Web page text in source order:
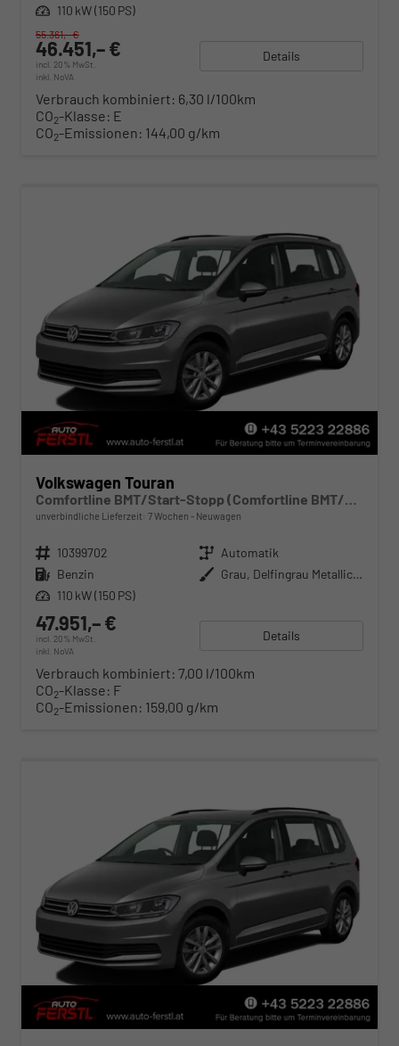
Leistung 110 kW (150 PS)
46.451,– €
incl. 20% MwSt.
inkl. NoVA
55.361,– €
Details
Verbrauch kombiniert: 6,30 l/100km
CO2-Klasse: E
CO2-Emissionen: 144,00 g/km
Volkswagen Touran
Comfortline BMT/Start-Stopp (Comfortline BMT/Start-Stopp) 1.5 TSI 110kW (150 PS) 7-Gang-DSG
unverbindliche Lieferzeit: 7 Wochen Neuwagen
Fahrzeugnr. 10399702 Getriebe Automatik
Kraftstoff Benzin Außenfarbe
Grau, Delfingrau Metallic (B0)
Leistung 110 kW (150 PS)
47.951,– €
incl. 20% MwSt.
inkl. NoVA
Details
Verbrauch kombiniert: 7,00 l/100km
CO2-Klasse: F
CO2-Emissionen: 159,00 g/km